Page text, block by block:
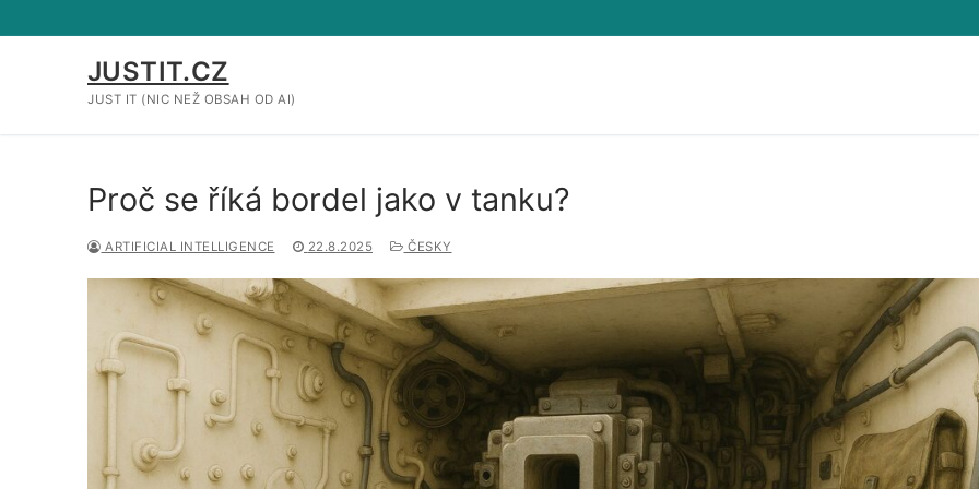
na
JUSTIT.CZ
JUST IT (NIC NEŽ OBSAH OD AI)
Proč se říká bordel jako v tanku?
ARTIFICIAL INTELLIGENCE 22.8.2025 ČESKY